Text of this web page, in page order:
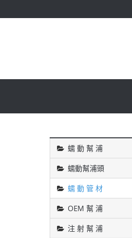
蠕 動 幫 浦
蠕動幫浦頭
蠕 動 管 材
OEM 幫 浦
注 射 幫 浦